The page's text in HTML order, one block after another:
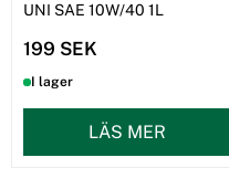
UNI SAE 10W/40 1L
199 SEK
I lager
LÄS MER